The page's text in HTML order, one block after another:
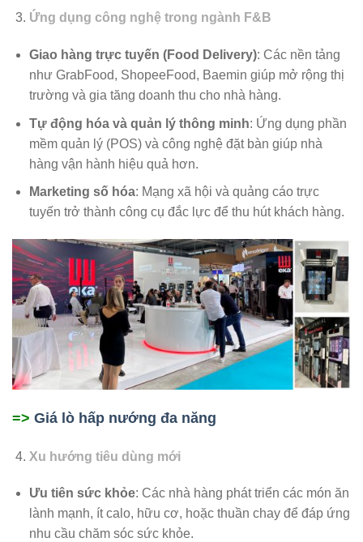
Ứng dụng công nghệ trong ngành F&B
Giao hàng trực tuyến (Food Delivery): Các nền tảng
như GrabFood, ShopeeFood, Baemin giúp mở rộng thị
trường và gia tăng doanh thu cho nhà hàng.
Tự động hóa và quản lý thông minh: Ứng dụng phần
mềm quản lý (POS) và công nghệ đặt bàn giúp nhà
hàng vận hành hiệu quả hơn.
Marketing số hóa: Mạng xã hội và quảng cáo trực
tuyến trở thành công cụ đắc lực để thu hút khách hàng.
=> Giá lò hấp nướng đa năng
Xu hướng tiêu dùng mới
Ưu tiên sức khỏe: Các nhà hàng phát triển các món ăn
lành mạnh, ít calo, hữu cơ, hoặc thuần chay để đáp ứng
nhu cầu chăm sóc sức khỏe.